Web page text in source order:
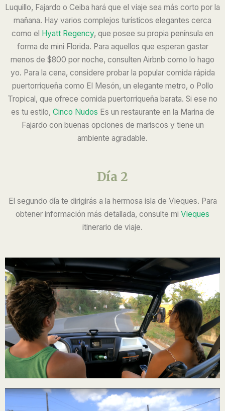
Luquillo, Fajardo o Ceiba hará que el viaje sea más corto por la
mañana. Hay varios complejos turísticos elegantes cerca
como el Hyatt Regency, que posee su propia península en
forma de mini Florida. Para aquellos que esperan gastar
menos de $800 por noche, consulten Airbnb como lo hago
yo. Para la cena, considere probar la popular comida rápida
puertorriqueña como El Mesón, un elegante metro, o Pollo
Tropical, que ofrece comida puertorriqueña barata. Si ese no
es tu estilo, Cinco Nudos Es un restaurante en la Marina de
Fajardo con buenas opciones de mariscos y tiene un
ambiente agradable.
Día 2
El segundo día te dirigirás a la hermosa isla de Vieques. Para
obtener información más detallada, consulte mi Vieques
itinerario de viaje.